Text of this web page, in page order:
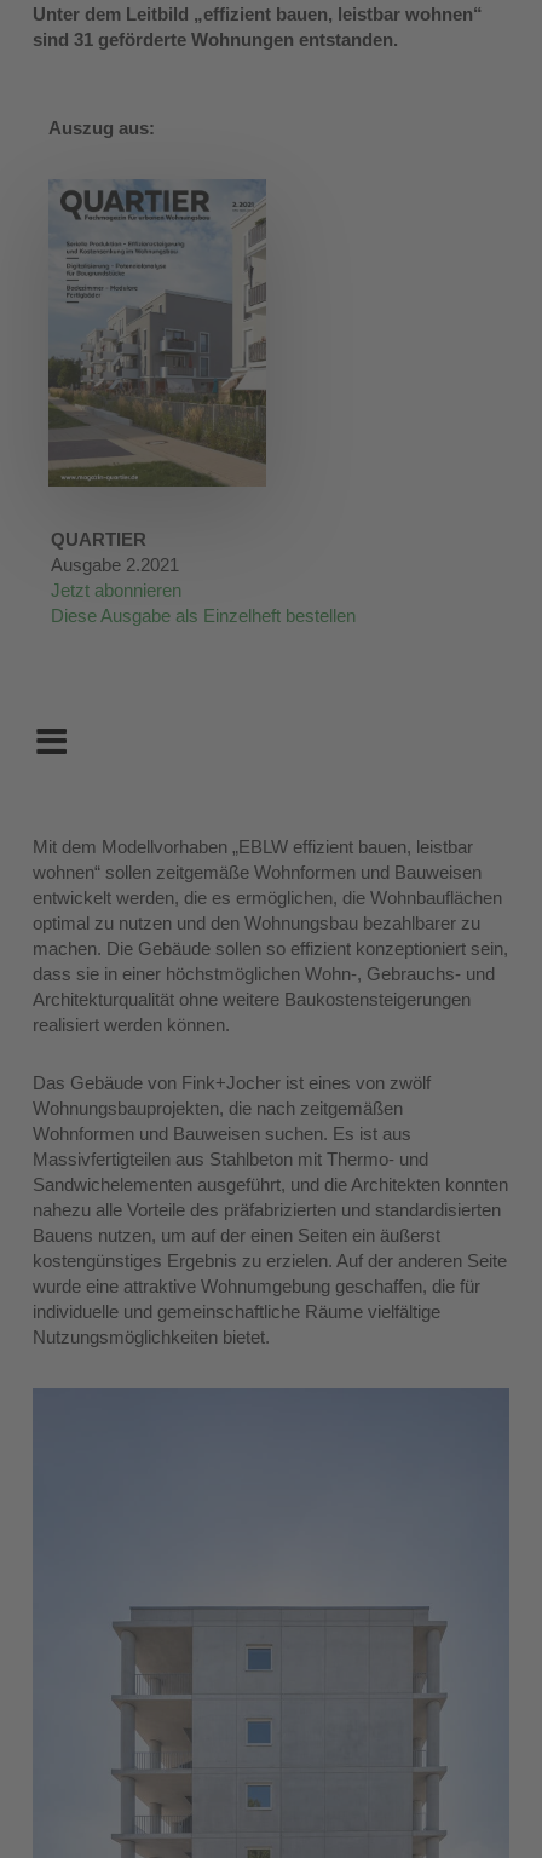
Unter dem Leitbild „effizient bauen, leistbar wohnen“
sind 31 geförderte Wohnungen entstanden.
Auszug aus:
QUARTIER
Ausgabe 2.2021
Jetzt abonnieren
Diese Ausgabe als Einzelheft bestellen
Mit dem Modellvorhaben „EBLW effizient bauen, leistbar
wohnen“ sollen zeitgemäße Wohnformen und Bauweisen
entwickelt werden, die es ermöglichen, die Wohnbauflächen
optimal zu nutzen und den Wohnungsbau bezahlbarer zu
machen. Die Gebäude sollen so effizient konzeptioniert sein,
dass sie in einer höchstmöglichen Wohn‑, Gebrauchs- und
Architekturqualität ohne weitere Baukostensteigerungen
realisiert werden können.
Das Gebäude von Fink+Jocher ist eines von zwölf
Wohnungsbauprojekten, die nach zeitgemäßen
Wohnformen und Bauweisen suchen. Es ist aus
Massivfertigteilen aus Stahlbeton mit Thermo- und
Sandwichelementen ausgeführt, und die Architekten konnten
nahezu alle Vorteile des präfabrizierten und standardisierten
Bauens nutzen, um auf der einen Seiten ein äußerst
kostengünstiges Ergebnis zu erzielen. Auf der anderen Seite
wurde eine attraktive Wohnumgebung geschaffen, die für
individuelle und gemeinschaftliche Räume vielfältige
Nutzungsmöglichkeiten bietet.